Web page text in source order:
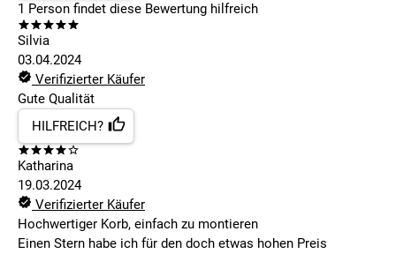
1 Person findet diese Bewertung hilfreich
Silvia
03.04.2024
Verifizierter Käufer
Gute Qualität
HILFREICH?
Katharina
19.03.2024
Verifizierter Käufer
Hochwertiger Korb, einfach zu montieren
Einen Stern habe ich für den doch etwas hohen Preis